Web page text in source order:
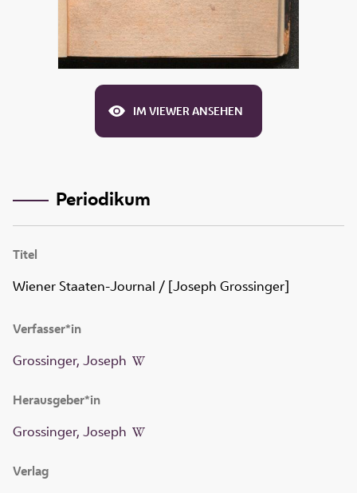
IM VIEWER ANSEHEN
Periodikum
Titel
Wiener Staaten-Journal / [Joseph Grossinger]
Verfasser*in
Grossinger, Joseph
Herausgeber*in
Grossinger, Joseph
Verlag